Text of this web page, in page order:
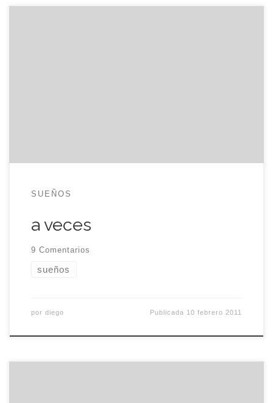
SUEÑOS
a veces
9 Comentarios
sueños
por diego Publicada 10 febrero 2011